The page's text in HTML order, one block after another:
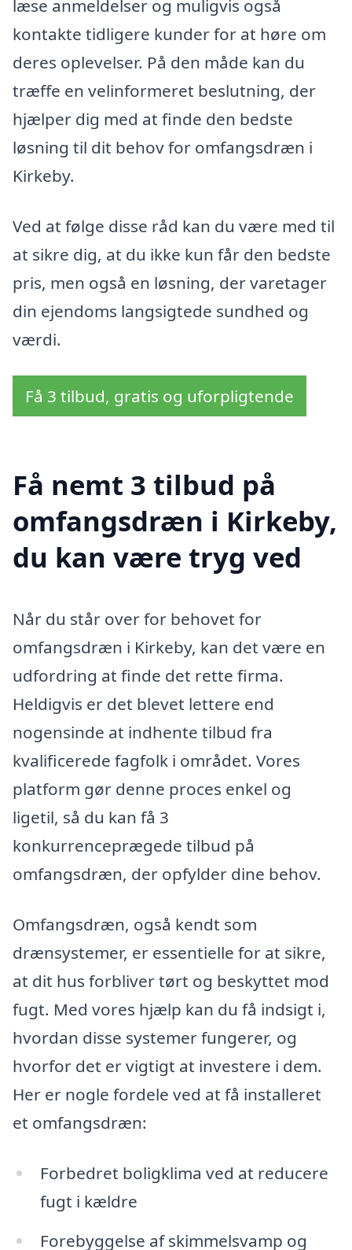
læse anmeldelser og muligvis også
kontakte tidligere kunder for at høre om
deres oplevelser. På den måde kan du
træffe en velinformeret beslutning, der
hjælper dig med at finde den bedste
løsning til dit behov for omfangsdræn i
Kirkeby.
Ved at følge disse råd kan du være med til
at sikre dig, at du ikke kun får den bedste
pris, men også en løsning, der varetager
din ejendoms langsigtede sundhed og
værdi.
Få 3 tilbud, gratis og uforpligtende
Få nemt 3 tilbud på
omfangsdræn i Kirkeby,
du kan være tryg ved
Når du står over for behovet for
omfangsdræn i Kirkeby, kan det være en
udfordring at finde det rette firma.
Heldigvis er det blevet lettere end
nogensinde at indhente tilbud fra
kvalificerede fagfolk i området. Vores
platform gør denne proces enkel og
ligetil, så du kan få 3
konkurrenceprægede tilbud på
omfangsdræn, der opfylder dine behov.
Omfangsdræn, også kendt som
drænsystemer, er essentielle for at sikre,
at dit hus forbliver tørt og beskyttet mod
fugt. Med vores hjælp kan du få indsigt i,
hvordan disse systemer fungerer, og
hvorfor det er vigtigt at investere i dem.
Her er nogle fordele ved at få installeret
et omfangsdræn:
Forbedret boligklima ved at reducere
fugt i kældre
Forebyggelse af skimmelsvamp og